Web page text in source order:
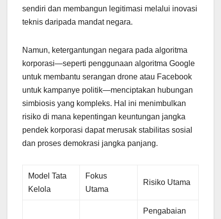
sendiri dan membangun legitimasi melalui inovasi
teknis daripada mandat negara.
Namun, ketergantungan negara pada algoritma
korporasi—seperti penggunaan algoritma Google
untuk membantu serangan drone atau Facebook
untuk kampanye politik—menciptakan hubungan
simbiosis yang kompleks. Hal ini menimbulkan
risiko di mana kepentingan keuntungan jangka
pendek korporasi dapat merusak stabilitas sosial
dan proses demokrasi jangka panjang.
Model Tata
Kelola
Fokus
Utama
Risiko Utama
Pengabaian